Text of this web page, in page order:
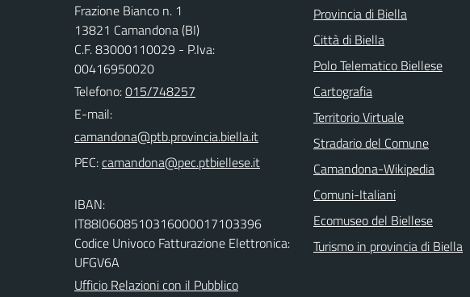
Frazione Bianco n. 1
13821 Camandona (BI)
C.F. 83000110029 - P.Iva:
00416950020
Telefono:015/748257
E-mail:
PEC:
IBAN:
IT88I0608510316000017103396
Codice Univoco Fatturazione Elettronica:
UFGV6A
Ufficio Relazioni con il Pubblico
Provincia di Biella
Città di Biella
Polo Telematico Biellese
Cartografia
Territorio Virtuale
Stradario del Comune
Camandona-Wikipedia
Comuni-Italiani
Ecomuseo del Biellese
Turismo in provincia di Biella